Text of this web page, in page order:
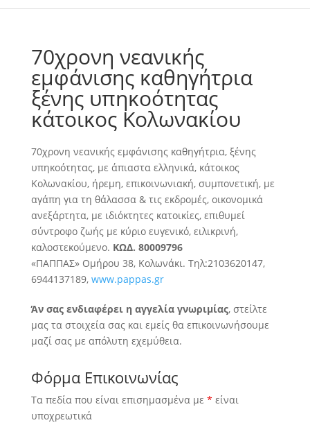
70χρονη νεανικής
εμφάνισης καθηγήτρια
ξένης υπηκοότητας
κάτοικος Κολωνακίου
70χρονη νεανικής εμφάνισης καθηγήτρια, ξένης
υπηκοότητας, με άπιαστα ελληνικά, κάτοικος
Κολωνακίου, ήρεμη, επικοινωνιακή, συμπονετική, με
αγάπη για τη θάλασσα& τις εκδρομές, οικονομικά
ανεξάρτητα, με ιδιόκτητες κατοικίες, επιθυμεί
σύντροφο ζωής με κύριο ευγενικό, ειλικρινή,
καλοστεκούμενο. ΚΩΔ. 80009796
«ΠΑΠΠΑΣ» Ομήρου 38, Κολωνάκι. Τηλ:2103620147,
6944137189, www.pappas.gr
Άν σας ενδιαφέρει η αγγελία γνωριμίας, στείλτε
μας τα στοιχεία σας και εμείς θα επικοινωνήσουμε
μαζί σας με απόλυτη εχεμύθεια.
Φόρμα Επικοινωνίας
Τα πεδία που είναι επισημασμένα με * είναι
υποχρεωτικά